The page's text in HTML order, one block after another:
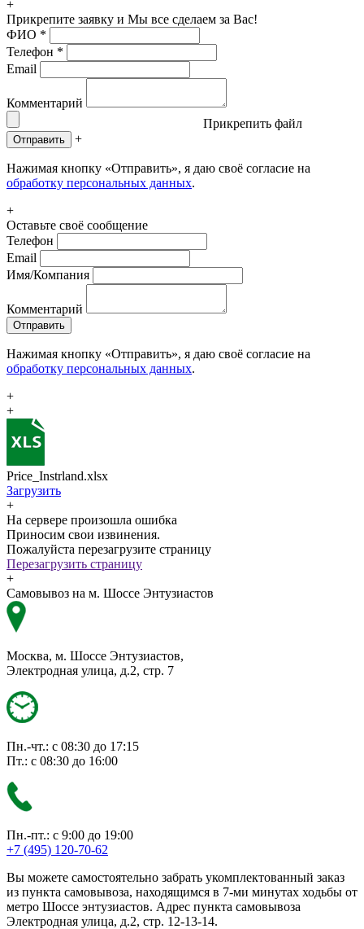
+
Прикрепите заявку и Мы все сделаем за Вас!
ФИО *
Телефон *
Email
Комментарий
Прикрепить файл
Отправить +
Нажимая кнопку «Отправить», я даю своё согласие на
обработку персональных данных.
+
Оставьте своё сообщение
Телефон
Email
Имя/Компания
Комментарий
Отправить
Нажимая кнопку «Отправить», я даю своё согласие на
обработку персональных данных.
+
+
Price_Instrland.xlsx
Загрузить
+
На сервере произошла ошибка
Приносим свои извинения.
Пожалуйста перезагрузите страницу
Перезагрузить страницу
+
Самовывоз на м. Шоссе Энтузиастов
Москва, м. Шоссе Энтузиастов,
Электродная улица, д.2, стр. 7
Пн.-чт.: с 08:30 до 17:15
Пт.: с 08:30 до 16:00
Пн.-пт.: с 9:00 до 19:00
+7 (495) 120-70-62
Вы можете самостоятельно забрать укомплектованный заказ
из пункта самовывоза, находящимся в 7-ми минутах ходьбы от
метро Шоссе энтузиастов. Адрес пункта самовывоза
Электродная улица, д.2, стр. 12-13-14.